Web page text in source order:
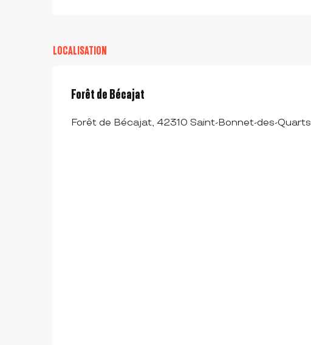
LOCALISATION
Forêt de Bécajat
Forêt de Bécajat, 42310 Saint-Bonnet-des-Quarts